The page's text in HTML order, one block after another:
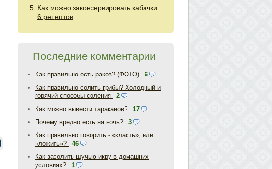
Как можно законсервировать кабачки.
6 рецептов
Последние комментарии
Как правильно есть раков? (ФОТО)
6
Как правильно солить грибы? Холодный и
горячий способы соления
2
Как можно вывести тараканов?
17
Почему вредно есть на ночь?
3
Как правильно говорить - «класть», или
«ложить»?
46
Как засолить щучью икру в домашних
условиях?
1